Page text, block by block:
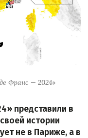
Франс — 2024»
представили в
истории
не в Париже, а в